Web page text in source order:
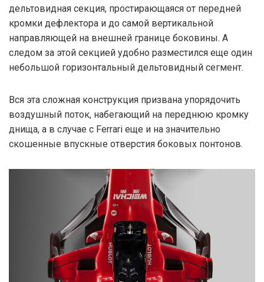
дельтовидная секция, простирающаяся от передней
кромки дефлектора и до самой вертикальной
направляющей на внешней границе боковины. А
следом за этой секцией удобно разместился еще один
небольшой горизонтальный дельтовидный сегмент.
Вся эта сложная конструкция призвана упорядочить
воздушный поток, набегающий на переднюю кромку
днища, а в случае с Ferrari еще и на значительно
скошенные впускные отверстия боковых понтонов.